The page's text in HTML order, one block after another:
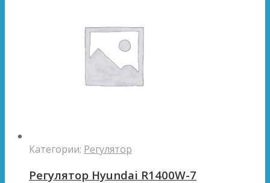
Категории: Регулятор
Регулятор Hyundai R1400W-7